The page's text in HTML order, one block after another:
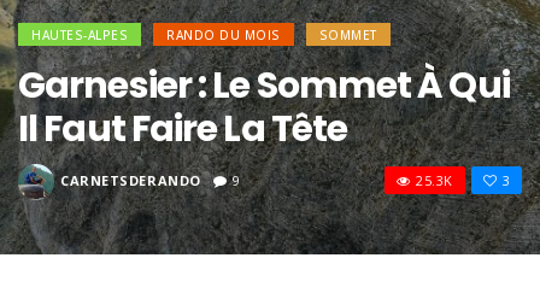
HAUTES-ALPES RANDO DU MOIS SOMMET
Garnesier : Le Sommet À Qui
Il Faut Faire La Tête
CARNETSDERANDO 9 3
25.3K